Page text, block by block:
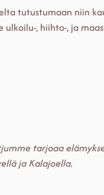
tutustumaan niin
, hiihto-, ja
tarjoaa
ja Kalajoella.